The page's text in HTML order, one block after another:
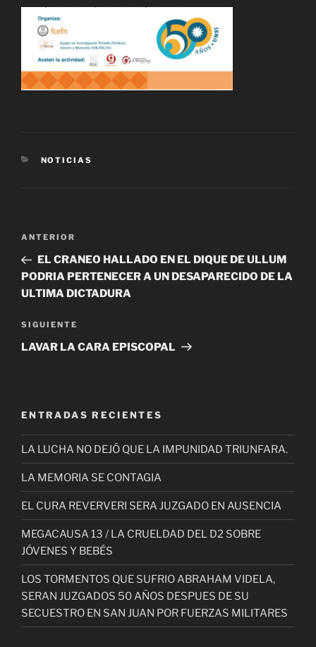
CATEGORÍAS
NOTICIAS
Navegación
entradas
Entrada
anterior
ANTERIOR
EL CRANEO HALLADO EN EL DIQUE DE ULLUM
PODRIA PERTENECER A UN DESAPARECIDO DE LA
ULTIMA DICTADURA
Siguiente
entrada
SIGUIENTE
LAVAR LA CARA EPISCOPAL
ENTRADAS RECIENTES
LA LUCHA NO DEJÓ QUE LA IMPUNIDAD TRIUNFARA.
LA MEMORIA SE CONTAGIA
EL CURA REVERVERI SERA JUZGADO EN AUSENCIA
MEGACAUSA 13 / LA CRUELDAD DEL D2 SOBRE
JÓVENES Y BEBÉS
LOS TORMENTOS QUE SUFRIO ABRAHAM VIDELA,
SERAN JUZGADOS 50 AÑOS DESPUES DE SU
SECUESTRO EN SAN JUAN POR FUERZAS MILITARES